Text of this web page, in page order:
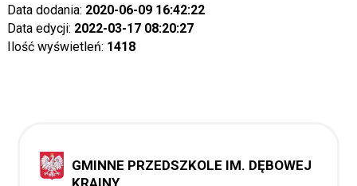
Data dodania: 2020-06-09 16:42:22
Data edycji: 2022-03-17 08:20:27
Ilość wyświetleń: 1418
GMINNE PRZEDSZKOLE IM. DĘBOWEJ
KRAINY